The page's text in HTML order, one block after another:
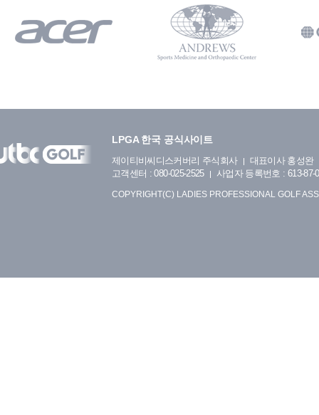
LPGA 한국 공식사이트
제이티비씨디스커버리 주식회사
대표이사 홍성완
고객센터 : 080-025-2525
사업자 등록번호 : 613-87-
COPYRIGHT(C) LADIES PROFESSIONAL GOLF